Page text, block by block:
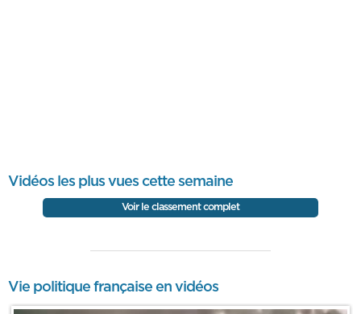
Vidéos les plus vues cette semaine
Voir le classement complet
Vie politique française en vidéos